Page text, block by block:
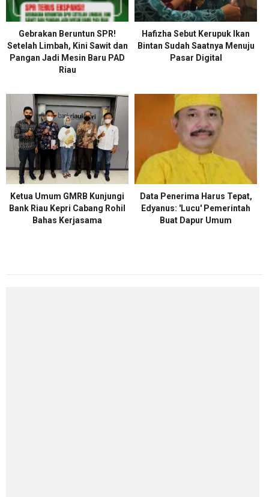
Gebrakan Beruntun SPR!
Setelah Limbah, Kini Sawit dan
Pangan Jadi Mesin Baru PAD
Riau
Hafizha Sebut Kerupuk Ikan
Bintan Sudah Saatnya Menuju
Pasar Digital
Ketua Umum GMRB Kunjungi
Bank Riau Kepri Cabang Rohil
Bahas Kerjasama
Data Penerima Harus Tepat,
Edyanus: 'Lucu' Pemerintah
Buat Dapur Umum